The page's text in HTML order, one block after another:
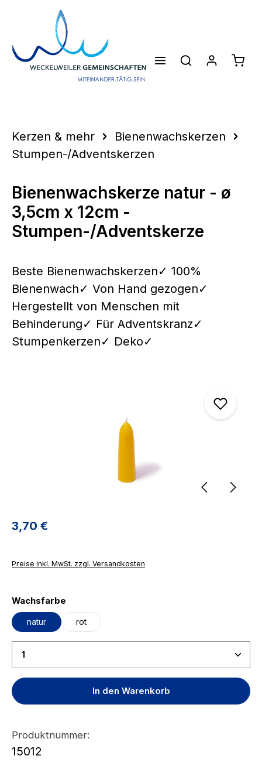
Zum Hauptinhalt springen
Kerzen & mehr
Bienenwachskerzen
Stumpen-/Adventskerzen
Bienenwachskerze natur - ø
3,5cm x 12cm -
Stumpen-/Adventskerze
Beste Bienenwachskerzen✓ 100%
Bienenwach✓ Von Hand gezogen✓
Hergestellt von Menschen mit
Behinderung✓ Für Adventskranz✓
Stumpenkerzen✓ Deko✓
Regulärer Preis:
3,70 €
Preise inkl. MwSt. zzgl. Versandkosten
Wachsfarbe
natur rot
Produkt Anzahl: Gib den gewünschten Wert ein
In den Warenkorb
Produktnummer:
15012